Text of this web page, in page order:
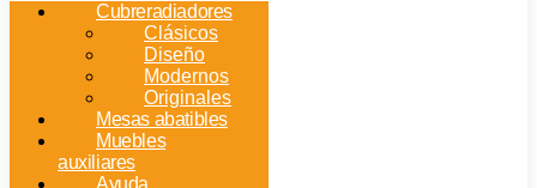
Cubreradiadores
Clásicos
Diseño
Modernos
Originales
Mesas abatibles
Muebles
auxiliares
Ayuda